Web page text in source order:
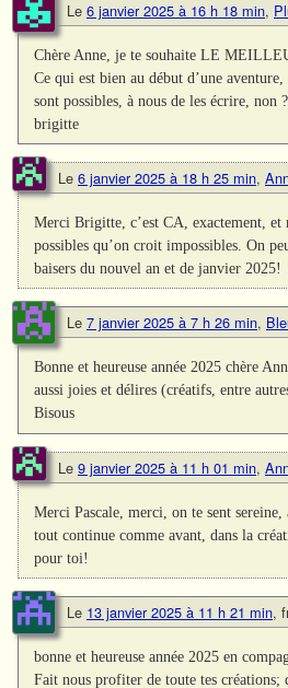
Le 6 janvier 2025 à 16 h 18 min,
Chère Anne, je te souhaite LE
Ce qui est bien au début d’une aventure,
sont possibles, à nous de les écrire, non
brigitte
Le 6 janvier 2025 à 18 h 25 min,
Merci Brigitte, c’est CA, exactement, et
possibles qu’on croit impossibles. On
baisers du nouvel an et de janvier 2025!
Le 7 janvier 2025 à 7 h 26 min,
Bonne et heureuse année 2025 chère
aussi joies et délires (créatifs, entre
Bisous
Le 9 janvier 2025 à 11 h 01 min,
Merci Pascale, merci, on te sent sereine,
tout continue comme avant, dans la
pour toi!
Le 13 janvier 2025 à 11 h 21 min,
bonne et heureuse année 2025 en
Fait nous profiter de toute tes créations;